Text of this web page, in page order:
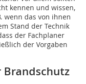
kennen und wissen,
wenn das von ihnen
Stand der Technik
der Fachplaner
der Vorgaben
Brandschutz